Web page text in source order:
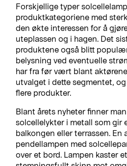
Forskjellige typer
produktkategoriene med
den økte interessen for å
uteplassen og i hagen. Det
produktene også blitt
belysning ved eventuelle
har fra før vært blant
utvalget i dette segmentet,
flere produkter.
Blant årets nyheter finner
solcellelykter i metall som gir
balkongen eller terrassen. En
pendellampen med
over et bord. Lampen kaster